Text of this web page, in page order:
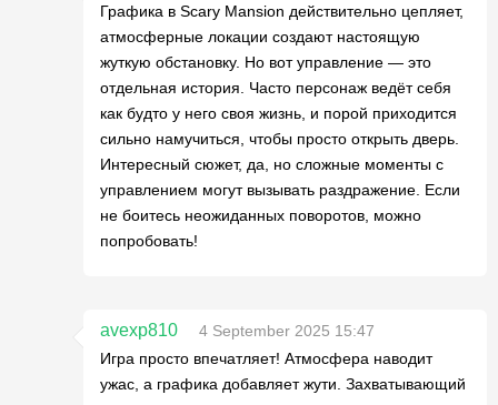
Графика в Scary Mansion действительно цепляет,
атмосферные локации создают настоящую
жуткую обстановку. Но вот управление — это
отдельная история. Часто персонаж ведёт себя
как будто у него своя жизнь, и порой приходится
сильно намучиться, чтобы просто открыть дверь.
Интересный сюжет, да, но сложные моменты с
управлением могут вызывать раздражение. Если
не боитесь неожиданных поворотов, можно
попробовать!
avexp810
4 September 2025 15:47
Игра просто впечатляет! Атмосфера наводит
ужас, а графика добавляет жути. Захватывающий